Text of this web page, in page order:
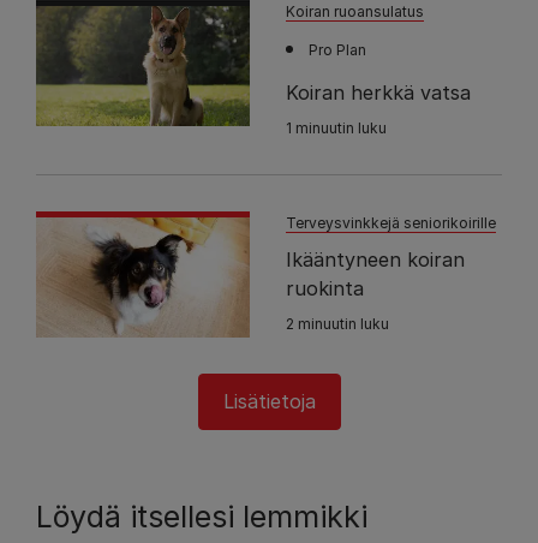
Koiran ruoansulatus
Pro Plan
Koiran herkkä vatsa
1 minuutin luku
Terveysvinkkejä seniorikoirille
Ikääntyneen koiran
ruokinta
2 minuutin luku
Lisätietoja
Löydä itsellesi lemmikki